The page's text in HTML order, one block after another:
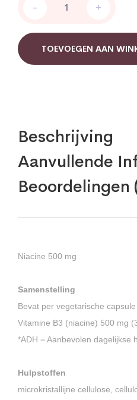
Niacine
mg
quantity
- +
TOEVOEGEN AAN
Beschrijving
Aanvullende
Beoordelingen
Niacine 500 mg
Samenstelling
Bevat per vegetarische capsule
Vitamine B3 (niacine) 500 mg
*ADH = Aanbevolen dagelijkse
Hulpstoffen
microkristallijne cellulose,